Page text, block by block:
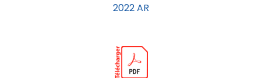
2022 AR